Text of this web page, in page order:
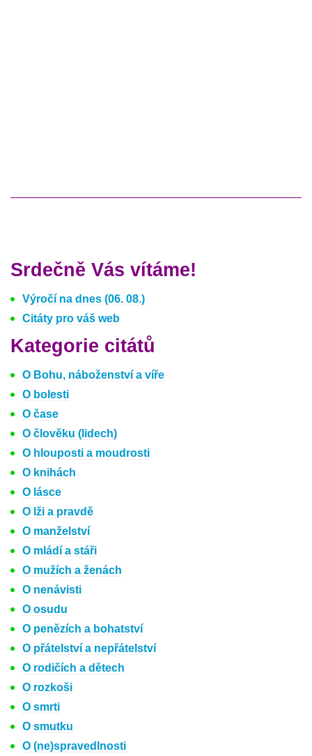
Srdečně Vás vítáme!
Výročí na dnes (06. 08.)
Citáty pro váš web
Kategorie citátů
O Bohu, náboženství a víře
O bolesti
O čase
O člověku (lidech)
O hlouposti a moudrosti
O knihách
O lásce
O lži a pravdě
O manželství
O mládí a stáři
O mužích a ženách
O nenávisti
O osudu
O penězích a bohatství
O přátelství a nepřátelství
O rodičích a dětech
O rozkoši
O smrti
O smutku
O (ne)spravedlnosti